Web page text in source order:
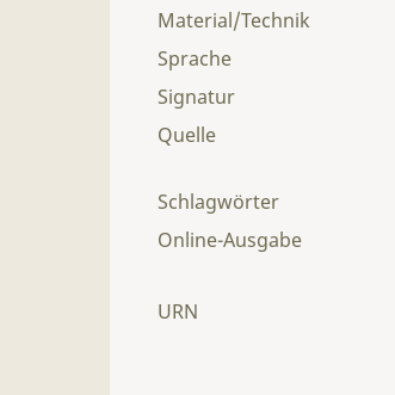
Material/Technik
Sprache
Signatur
Quelle
Schlagwörter
Online-Ausgabe
URN